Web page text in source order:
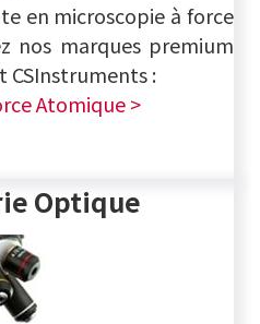
en microscopie à force
nos marques premium
CSInstruments :
Atomique >
Optique